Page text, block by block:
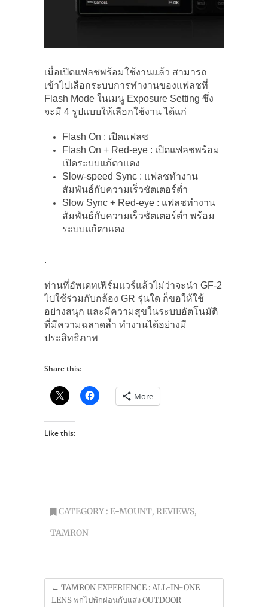
เมื่อเปิดแฟลชพร้อมใช้งานแล้ว สามารถ
เข้าไปเลือกระบบการทำงานของแฟลชที่
Flash Mode ในเมนู Exposure Setting ซึ่ง
จะมี 4 รูปแบบให้เลือกใช้งาน ได้แก่
Flash On : เปิดแฟลช
Flash On + Red-eye : เปิดแฟลชพร้อม
เปิดระบบแก้ตาแดง
Slow-speed Sync : แฟลชทำงาน
สัมพันธ์กับความเร็วชัตเตอร์ต่ำ
Slow Sync + Red-eye : แฟลชทำงาน
สัมพันธ์กับความเร็วชัตเตอร์ต่ำ พร้อม
ระบบแก้ตาแดง
.
ท่านที่อัพเดทเฟิร์มแวร์แล้วไม่ว่าจะนำ GF-2
ไปใช้ร่วมกับกล้อง GR รุ่นใด ก็ขอให้ใช้
อย่างสนุก และมีความสุขในระบบอัตโนมัติ
ที่มีความฉลาดล้ำ ทำงานได้อย่างมี
ประสิทธิภาพ
Share this:
More
Like this:
CATEGORY : E-MOUNT, REVIEWS,
TAMRON
← TAMRON EXPERIENCE : ALL-IN-ONE
LENS พกไปพักผ่อนกับแสง OUTDOOR